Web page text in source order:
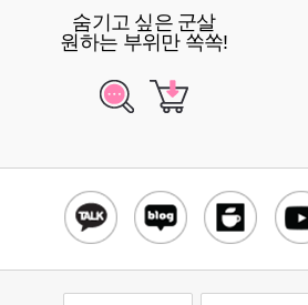
숨기고 싶은 군살
원하는 부위만 쏙쏙!